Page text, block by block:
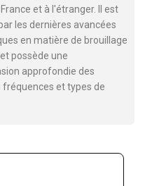
et à l'étranger. Il est
les dernières avancées
en matière de brouillage
possède une
approfondie des
et types de